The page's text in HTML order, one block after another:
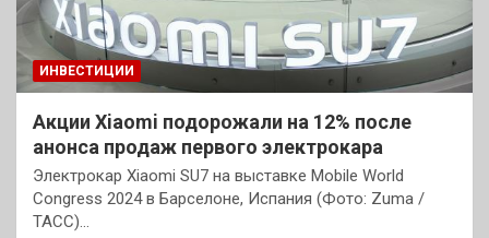
ИНВЕСТИЦИИ
Акции Xiaomi подорожали на 12% после
анонса продаж первого электрокара
Электрокар Xiaomi SU7 на выставке Mobile World
Congress 2024 в Барселоне, Испания (Фото: Zuma /
ТАСС)…